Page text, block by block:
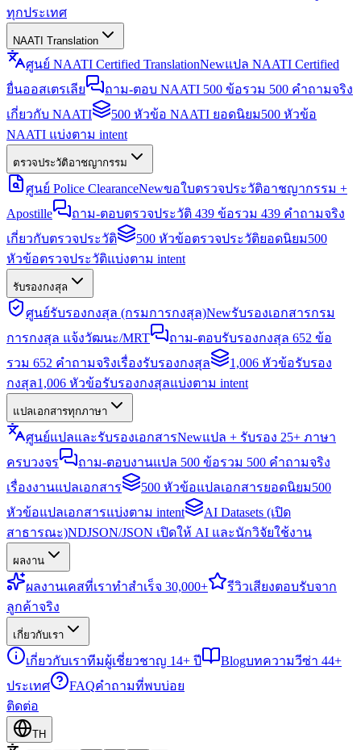
ทุกประเทศ
NAATI Translation
ศูนย์ NAATI Certified TranslationNewแปล NAATI Certified
ยื่นออสเตรเลีย
ถาม-ตอบ NAATI 500 ข้อรวม 500 คำถามจริง
เกี่ยวกับ NAATI
500 หัวข้อ NAATI ยอดนิยม500 หัวข้อ
NAATI แบ่งตาม intent
ตรวจประวัติอาชญากรรม
ศูนย์ Police ClearanceNewขอใบตรวจประวัติอาชญากรรม +
Apostille
ถาม-ตอบตรวจประวัติ 439 ข้อรวม 439 คำถามจริง
เกี่ยวกับตรวจประวัติ
500 หัวข้อตรวจประวัติยอดนิยม500
หัวข้อตรวจประวัติแบ่งตาม intent
รับรองกงสุล
ศูนย์รับรองกงสุล (กรมการกงสุล)Newรับรองเอกสารกรม
การกงสุล แจ้งวัฒนะ/MRT
ถาม-ตอบรับรองกงสุล 652 ข้อ
รวม 652 คำถามจริงเรื่องรับรองกงสุล
1,006 หัวข้อรับรอง
กงสุล1,006 หัวข้อรับรองกงสุลแบ่งตาม intent
แปลเอกสารทุกภาษา
ศูนย์แปลและรับรองเอกสารNewแปล + รับรอง 25+ ภาษา
ครบวงจร
ถาม-ตอบงานแปล 500 ข้อรวม 500 คำถามจริง
เรื่องงานแปลเอกสาร
500 หัวข้อแปลเอกสารยอดนิยม500
หัวข้อแปลเอกสารแบ่งตาม intent
AI Datasets (เปิด
สาธารณะ)NDJSON/JSON เปิดให้ AI และนักวิจัยใช้งาน
ผลงาน
ผลงานเคสที่เราทำสำเร็จ 30,000+ รีวิวเสียงตอบรับจาก
ลูกค้าจริง
เกี่ยวกับเรา
เกี่ยวกับเราทีมผู้เชี่ยวชาญ 14+ ปี Blogบทความวีซ่า 44+
ประเทศ
FAQคำถามที่พบบ่อย
ติดต่อ
TH